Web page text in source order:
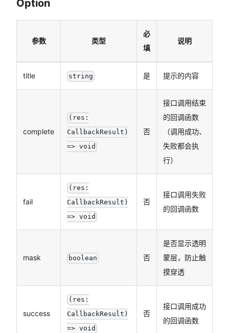
Option
参数 类型
必
填
说明
title string 是 提示的内容
complete
(res:
CallbackResult)
=> void
否
接口调用结束
的回调函数
（调用成功、
失败都会执
行）
fail
(res:
CallbackResult)
=> void
否
接口调用失败
的回调函数
mask boolean 否
是否显示透明
蒙层，防止触
摸穿透
success
(res:
CallbackResult)
=> void
否
接口调用成功
的回调函数